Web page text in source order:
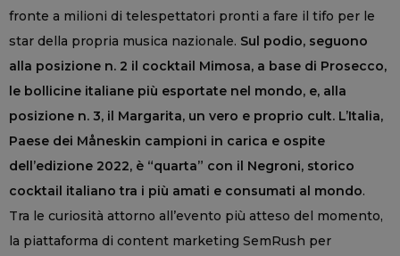
fronte a milioni di telespettatori pronti a fare il tifo per le
star della propria musica nazionale. Sul podio, seguono
alla posizione n. 2 il cocktail Mimosa, a base di Prosecco,
le bollicine italiane più esportate nel mondo, e, alla
posizione n. 3, il Margarita, un vero e proprio cult. L’Italia,
Paese dei Måneskin campioni in carica e ospite
dell’edizione 2022, è “quarta” con il Negroni, storico
cocktail italiano tra i più amati e consumati al mondo.
Tra le curiosità attorno all’evento più atteso del momento,
la piattaforma di content marketing SemRush per